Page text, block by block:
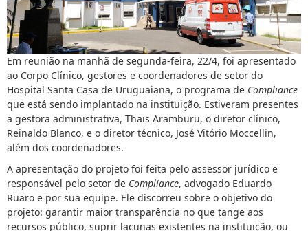
Em reunião na manhã de segunda-feira, 22/4, foi apresentado
ao Corpo Clínico, gestores e coordenadores de setor do
Hospital Santa Casa de Uruguaiana, o programa de Compliance
que está sendo implantado na instituição. Estiveram presentes
a gestora administrativa, Thais Aramburu, o diretor clínico,
Reinaldo Blanco, e o diretor técnico, José Vitório Moccellin,
além dos coordenadores.
A apresentação do projeto foi feita pelo assessor jurídico e
responsável pelo setor de Compliance, advogado Eduardo
Ruaro e por sua equipe. Ele discorreu sobre o objetivo do
projeto: garantir maior transparência no que tange aos
recursos público, suprir lacunas existentes na instituição, ou